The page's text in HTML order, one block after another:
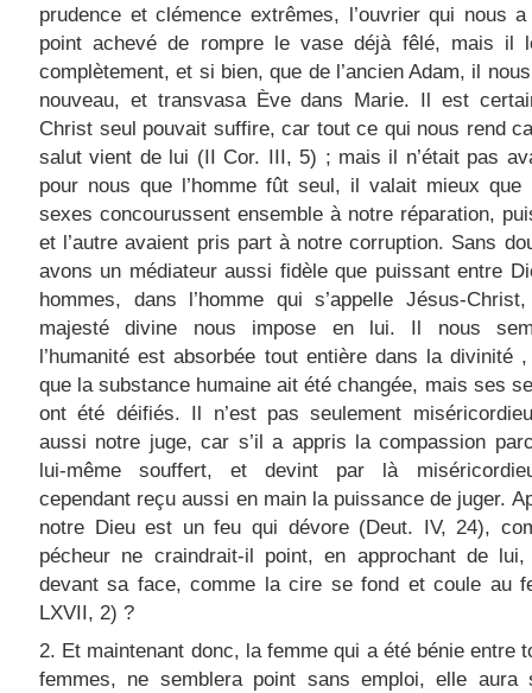
prudence et clémence extrêmes, l’ouvrier qui nous a
point achevé de rompre le vase déjà fêlé, mais il
complètement, et si bien, que de l’ancien Adam, il
nouveau, et transvasa Ève dans Marie. Il est
Christ seul pouvait suffire, car tout ce qui nous rend
salut vient de lui (II Cor. III, 5) ; mais il n’était pas
pour nous que l’homme fût seul, il valait mieux que
sexes concourussent ensemble à notre réparation,
et l’autre avaient pris part à notre corruption. Sans
avons un médiateur aussi fidèle que puissant entre
hommes, dans l’homme qui s’appelle Jésus-
majesté divine nous impose en lui. Il nous
l’humanité est absorbée tout entière dans la divinité
que la substance humaine ait été changée, mais ses
ont été déifiés. Il n’est pas seulement
aussi notre juge, car s’il a appris la compassion
lui-même souffert, et devint par là
cependant reçu aussi en main la puissance de juger.
notre Dieu est un feu qui dévore (Deut. IV, 24),
pécheur ne craindrait-il point, en approchant de
devant sa face, comme la cire se fond et coule au
LXVII, 2) ?
2. Et maintenant donc, la femme qui a été bénie entre
femmes, ne semblera point sans emploi, elle aura